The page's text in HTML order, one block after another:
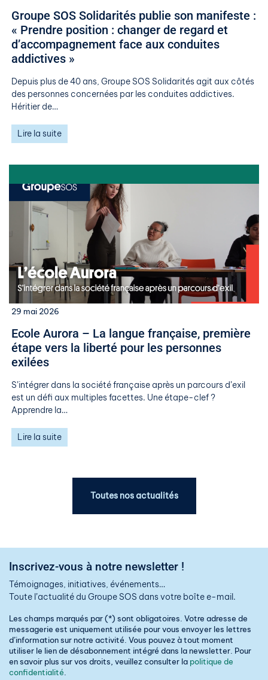
Groupe SOS Solidarités publie son manifeste :
« Prendre position : changer de regard et
d’accompagnement face aux conduites
addictives »
Depuis plus de 40 ans, Groupe SOS Solidarités agit aux côtés
des personnes concernées par les conduites addictives.
Héritier de…
Lire la suite
29 mai 2026
​​Ecole Aurora – La langue française, première
étape vers la liberté pour les personnes
exilées​
S’intégrer dans la société française après un parcours d’exil
est un défi aux multiples facettes. Une étape-clef ?
Apprendre la…
Lire la suite
Toutes nos actualités
Inscrivez-vous à notre newsletter !
Témoignages, initiatives, événements…
Toute l’actualité du Groupe SOS dans votre boîte e-mail.
Les champs marqués par (*) sont obligatoires. Votre adresse de
messagerie est uniquement utilisée pour vous envoyer les lettres
d’information sur notre activité. Vous pouvez à tout moment
utiliser le lien de désabonnement intégré dans la newsletter. Pour
en savoir plus sur vos droits, veuillez consulter la politique de
confidentialité